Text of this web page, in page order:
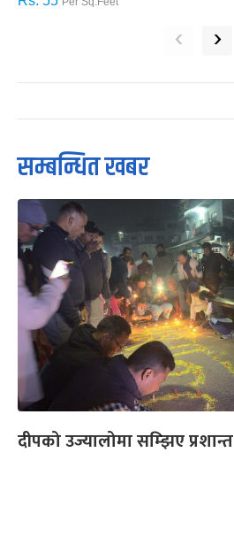
‹ ›
सम्बन्धित खबर
दीपको उज्यालोमा सम्झिए प्रशान्त